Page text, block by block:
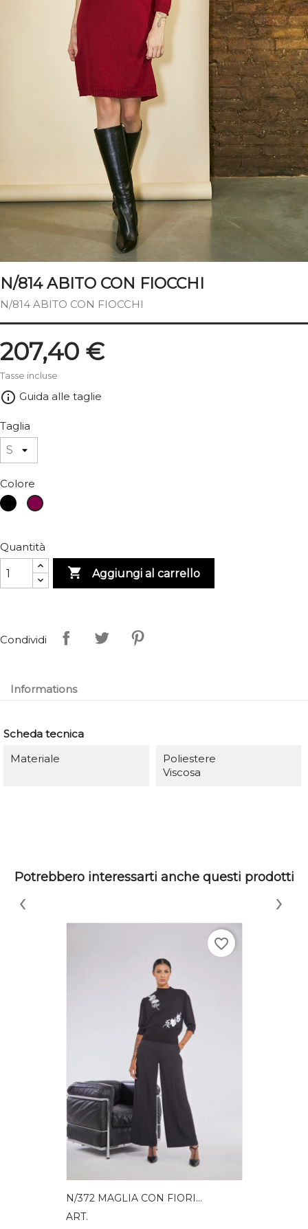
N/814 ABITO CON FIOCCHI
N/814 ABITO CON FIOCCHI
207,40 €
Tasse incluse
info_outline Guida alle taglie
Taglia
Colore
NeroBordeaux
Quantità
 Aggiungi al carrello
Condividi
Informations
Scheda tecnica
Materiale
Poliestere
Viscosa
Potrebbero interessarti anche questi prodotti
N/372 MAGLIA CON FIORI...
ART.
favorite_border
‹ ›